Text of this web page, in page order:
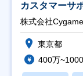
カスタマーサ
株式会社
東京都
400万